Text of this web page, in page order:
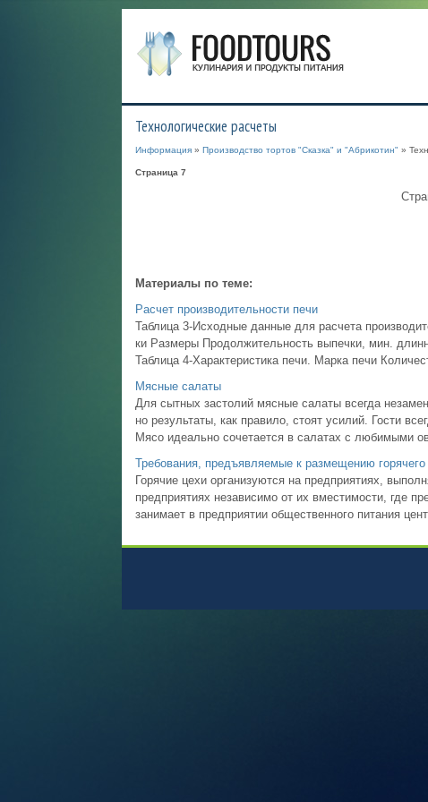
Технологические расчеты
Информация» Производство тортов "Сказка" и "Абрикотин" »
Страница 7
Материалы по теме:
Расчет производительности печи
Таблица 3-Исходные данные для расчета
ки Размеры Продолжительность выпечки, мин.
Таблица 4-Характеристика печи. Марка печи
Мясные салаты
Для сытных застолий мясные салаты всегда
но результаты, как правило, стоят усилий. Гости
Мясо идеально сочетается в салатах с любимыми
Требования, предъявляемые к размещению
Горячие цехи организуются на предприятиях,
предприятиях независимо от их вместимости, где
занимает в предприятии общественного питания